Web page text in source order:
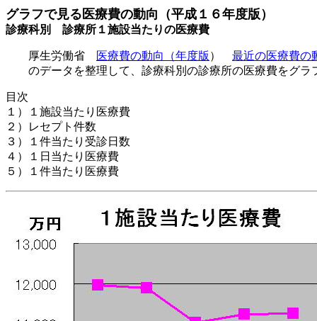
グラフで見る医療費の動向（平成１６年度版）
診療科別 診療所１施設当たりの医療費
厚生労働省 医療費の動向（年度版 ） 最近の医療費の
のデータを整理して、診療科別の診療所の医療費をグラ
目次
１）１施設当たり医療費
２）レセプト件数
３）１件当たり受診日数
４）１日当たり医療費
５）１件当たり医療費